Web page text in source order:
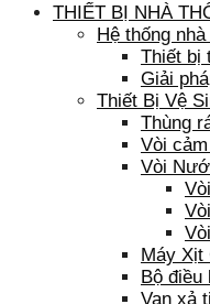
THIẾT BỊ NHÀ
Hệ thống
Thiết bị
Giải
Thiết Bị Vệ
Thùng
Vòi
Vòi
Máy Xịt
Bộ điều
Van xả